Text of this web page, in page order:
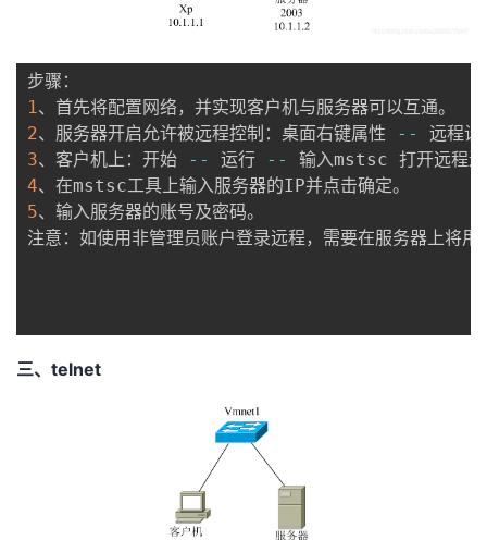
坛
圈
子
的
直
播
我
的
活
动
我
的
关
我
的
发
我
Programs
的
1
2、服务器开启允许被远程控制：桌面右键属性 - -
远程
3、客户机上：开始 - - 运行 - -
4
5、输入服务器的账号及密码。
注意：如使用非管理员账户登录远程，需要在服务器上
三、telnet